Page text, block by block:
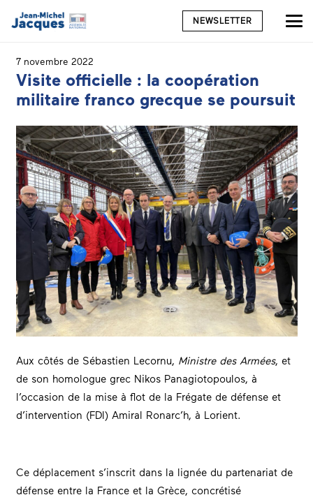
NEWSLETTER
7 novembre 2022
Visite officielle : la coopération
militaire franco grecque se poursuit
Aux côtés de Sébastien Lecornu, Ministre des Armées, et
de son homologue grec Nikos Panagiotopoulos, à
l’occasion de la mise à flot de la Frégate de défense et
d’intervention (FDI) Amiral Ronarc’h, à Lorient.
Ce déplacement s’inscrit dans la lignée du partenariat de
défense entre la France et la Grèce, concrétisé